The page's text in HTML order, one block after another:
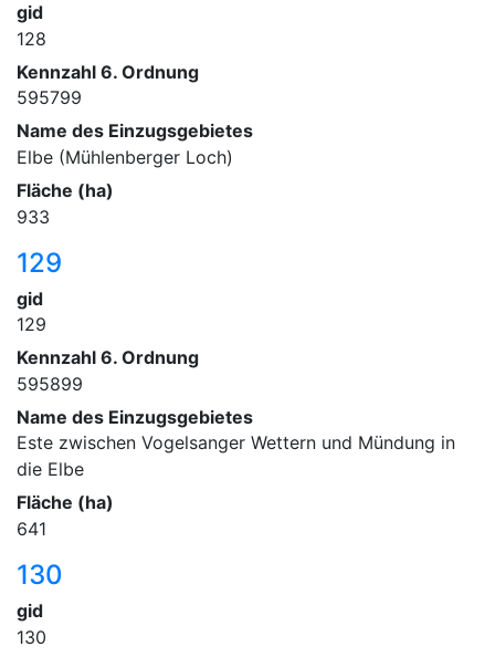
gid
128
Kennzahl 6. Ordnung
595799
Name des Einzugsgebietes
Elbe (Mühlenberger Loch)
Fläche (ha)
933
129
gid
129
Kennzahl 6. Ordnung
595899
Name des Einzugsgebietes
Este zwischen Vogelsanger Wettern und Mündung in
die Elbe
Fläche (ha)
641
130
gid
130